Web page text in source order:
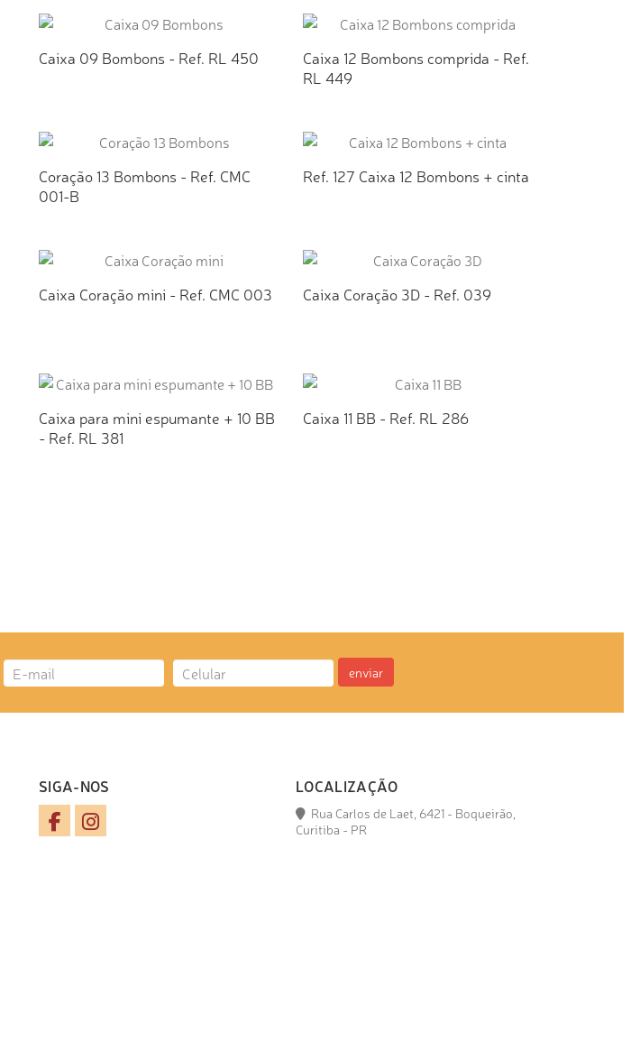
Caixa 09 Bombons - Ref. RL 450
Caixa 12 Bombons comprida - Ref.
RL 449
Coração 13 Bombons - Ref. CMC
001-B
Ref. 127 Caixa 12 Bombons + cinta
Caixa Coração mini - Ref. CMC 003 Caixa Coração 3D - Ref. 039
Caixa para mini espumante + 10 BB
- Ref. RL 381
Caixa 11 BB - Ref. RL 286
enviar
SIGA-NOS LOCALIZAÇÃO
Rua Carlos de Laet, 6421 - Boqueirão,
Curitiba - PR